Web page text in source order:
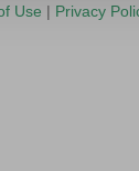
Use | Privacy